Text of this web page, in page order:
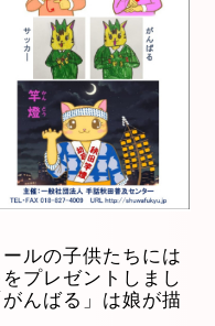
ルの子供たちには
プレゼントしまし
んばる」は娘が描